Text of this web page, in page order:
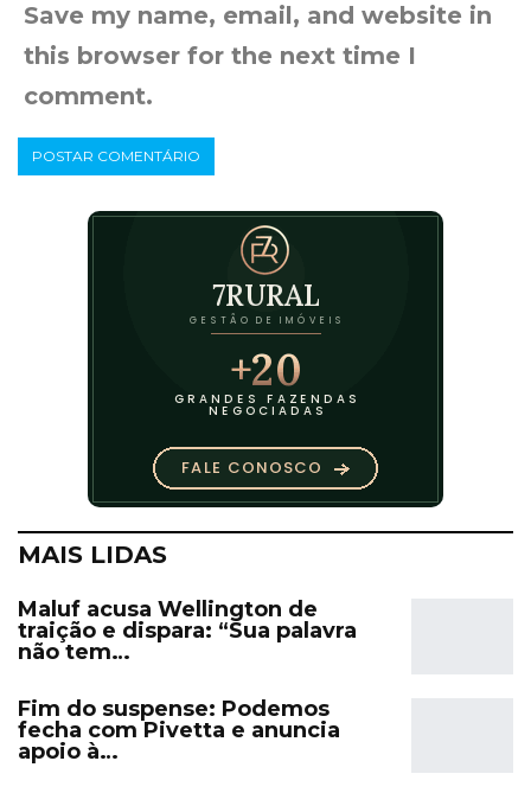
Save my name, email, and website in
this browser for the next time I
comment.
MAIS LIDAS
Maluf acusa Wellington de
traição e dispara: “Sua palavra
não tem…
Fim do suspense: Podemos
fecha com Pivetta e anuncia
apoio à…